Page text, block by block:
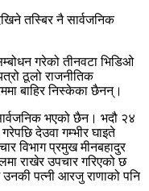
तस्बिर नै सार्वजनिक
गरेको तीनवटा भिडिओ
ठूलो राजनीतिक
बाहिर निस्केका छैनन्।
भएको छैन। भदौ २४
देउवा गम्भीर घाइते
विभाग प्रमुख मीनबहादुर
राखेर उपचार गरिएको छ
पत्नी आरजु राणाको पनि